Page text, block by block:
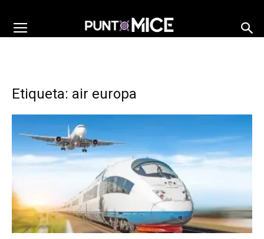
Etiqueta: air europa